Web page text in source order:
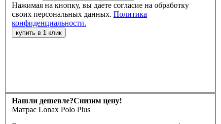
Нажимая на кнопку, вы даете согласие на обработку
своих персональных данных. Политика
конфиденциальности.
Нашли дешевле?Снизим цену!
Матрас Lonax Polo Plus